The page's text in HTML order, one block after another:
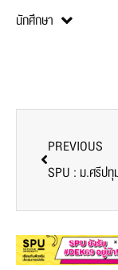
นักศึกษา
PREVIOUS